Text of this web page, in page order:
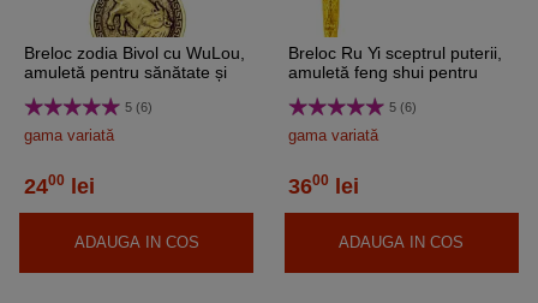
Breloc zodia Bivol cu WuLou,
amuletă pentru sănătate și
cm
5 (6)
gama variată
2400 lei
ADAUGA IN COS
Breloc Ru Yi sceptrul puterii,
amuletă feng shui pentru
funcțiilor de conducere, metal
auriu 9.5 cm
5 (6)
gama variată
3600 lei
ADAUGA IN COS